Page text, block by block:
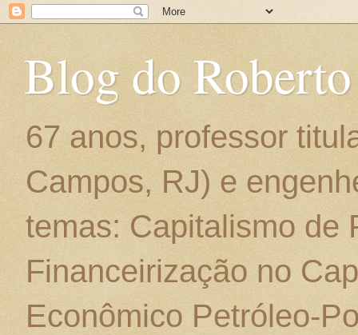
Blog do
67 anos, professor
Campos, RJ) e
temas: Capitalismo de
Financeirização no
Econômico Petróleo-